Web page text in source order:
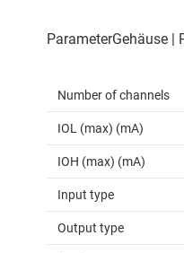
Number of channels
IOL (max) (mA)
IOH (max) (mA)
Input type
Output type